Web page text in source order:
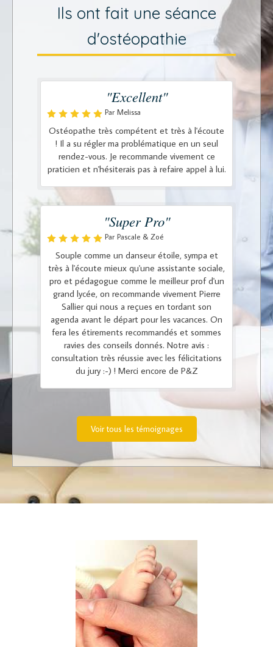
Ils ont fait une séance
d'ostéopathie
"Excellent"
Par Melissa
Ostéopathe très compétent et très à l'écoute
! Il a su régler ma problématique en un seul
rendez-vous. Je recommande vivement ce
praticien et n'hésiterais pas à refaire appel à lui.
"Super Pro"
Par Pascale & Zoé
Souple comme un danseur étoile, sympa et
très à l'écoute mieux qu'une assistante sociale,
pro et pédagogue comme le meilleur prof d'un
grand lycée, on recommande vivement Pierre
Sallier qui nous a reçues en tordant son
agenda avant le départ pour les vacances. On
fera les étirements recommandés et sommes
ravies des conseils donnés. Notre avis :
consultation très réussie avec les félicitations
du jury :-) ! Merci encore de P&Z
Voir tous les témoignages